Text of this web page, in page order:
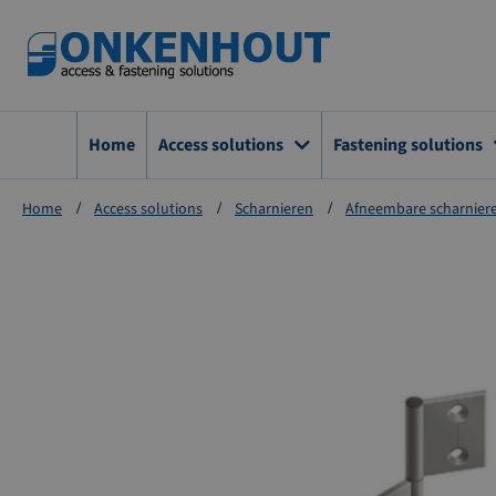
Home Access solutions Fastening solutions
Home Access solutions Scharnieren Afneembare